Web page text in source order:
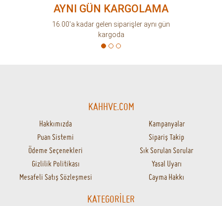
AYNI GÜN KARGOLAMA
16.00'a kadar gelen siparişler aynı gün
kargoda
KAHHVE.COM
Hakkımızda
Kampanyalar
Puan Sistemi
Sipariş Takip
Ödeme Seçenekleri
Sık Sorulan Sorular
Gizlilik Politikası
Yasal Uyarı
Mesafeli Satış Sözleşmesi
Cayma Hakkı
KATEGORİLER